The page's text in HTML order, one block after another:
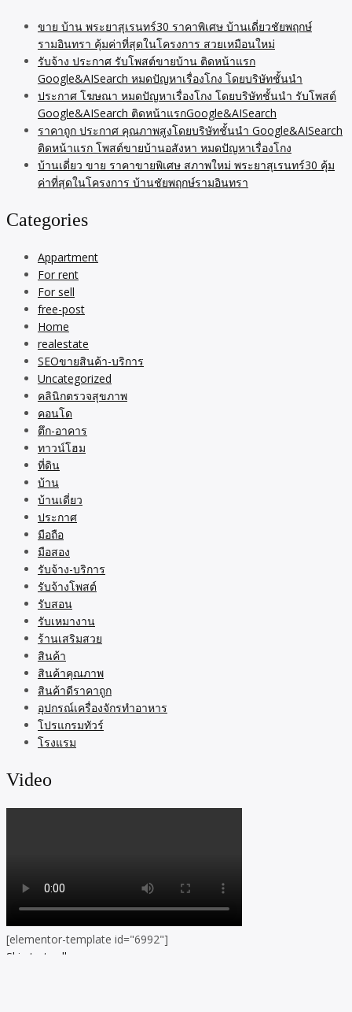
ขาย บ้าน พระยาสุเรนทร์30 ราคาพิเศษ บ้านเดี่ยวชัยพฤกษ์
รามอินทรา คุ้มค่าที่สุดในโครงการ สวยเหมือนใหม่
รับจ้าง ประกาศ รับโพสต์ขายบ้าน ติดหน้าแรก
Google&AISearch หมดปัญหาเรื่องโกง โดยบริษัทชั้นนำ
ประกาศ โฆษณา หมดปัญหาเรื่องโกง โดยบริษัทชั้นนำ รับโพสต์
Google&AISearch ติดหน้าแรกGoogle&AISearch
ราคาถูก ประกาศ คุณภาพสูงโดยบริษัทชั้นนำ Google&AISearch
ติดหน้าแรก โพสต์ขายบ้านอสังหา หมดปัญหาเรื่องโกง
บ้านเดี่ยว ขาย ราคาขายพิเศษ สภาพใหม่ พระยาสุเรนทร์30 คุ้ม
ค่าที่สุดในโครงการ บ้านชัยพฤกษ์รามอินทรา
Categories
Appartment
For rent
For sell
free-post
Home
realestate
SEOขายสินค้า-บริการ
Uncategorized
คลินิกตรวจสุขภาพ
คอนโด
ตึก-อาคาร
ทาวน์โฮม
ที่ดิน
บ้าน
บ้านเดี่ยว
ประกาศ
มือถือ
มือสอง
รับจ้าง-บริการ
รับจ้างโพสต์
รับสอน
รับเหมางาน
ร้านเสริมสวย
สินค้า
สินค้าคุณภาพ
สินค้าดีราคาถูก
อุปกรณ์เครื่องจักรทำอาหาร
โปรแกรมทัวร์
โรงแรม
Video
[elementor-template id="6992"]
Skip to toolbar